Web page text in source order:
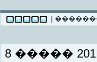
|
8 �����